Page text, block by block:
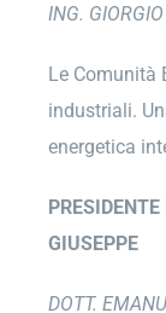
ING.
Le Comunità
industriali.
energetica
GIUSEPPE
DOTT.